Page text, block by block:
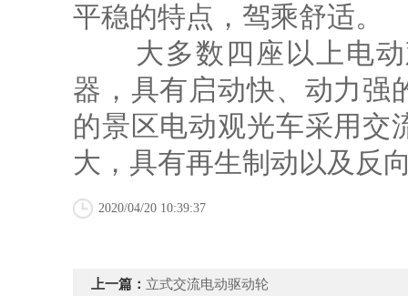
平稳的特点，驾乘舒适。
大多数四座以上电动
器，具有启动快、动力强
的景区电动观光车采用交
大，具有再生制动以及反
2020/04/20 10:39:37
上一篇： 立式交流电动驱动轮